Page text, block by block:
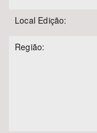
Local Edição:
Região: